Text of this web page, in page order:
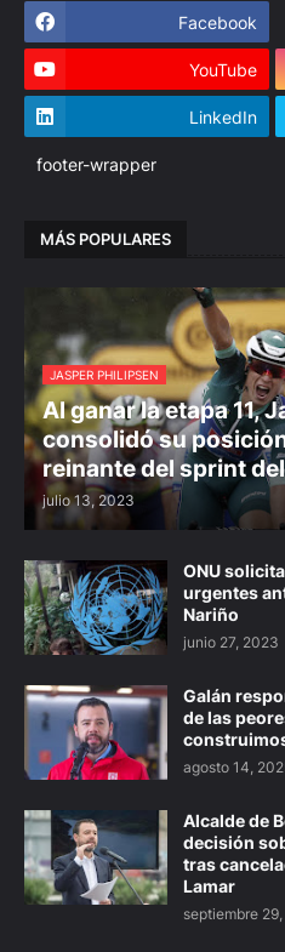
Facebook
YouTube
LinkedIn
footer-wrapper
MÁS POPULARES
JASPER PHILIPSEN
Al ganar la etapa 11,
consolidó su
reinante del sprint
julio 13, 2023
ONU
urgentes
Nariño
junio 27, 2023
Galán
de las
agosto 14,
Alcalde de
decisión
tras
Lamar
septiembre